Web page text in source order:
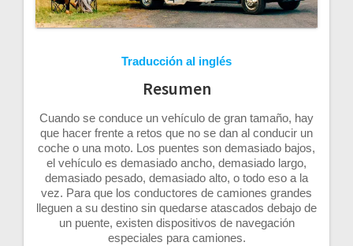
Traducción al inglés
Resumen
Cuando se conduce un vehículo de gran tamaño, hay
que hacer frente a retos que no se dan al conducir un
coche o una moto. Los puentes son demasiado bajos,
el vehículo es demasiado ancho, demasiado largo,
demasiado pesado, demasiado alto, o todo eso a la
vez. Para que los conductores de camiones grandes
lleguen a su destino sin quedarse atascados debajo de
un puente, existen dispositivos de navegación
especiales para camiones.